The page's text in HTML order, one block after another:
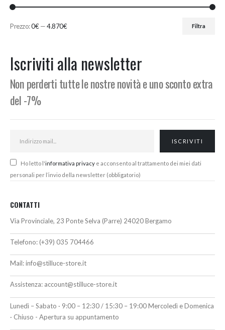
Filtra
Prezzo:0€—4.870€
Iscriviti alla newsletter
Non perderti tutte le nostre novità e uno sconto extra
del -7%
Ho letto l'informativa privacy e acconsento al trattamento dei miei dati
personali per l’invio della newsletter (obbligatorio)
CONTATTI
Via Provinciale, 23 Ponte Selva (Parre) 24020 Bergamo
Telefono: (+39) 035 704466
Mail:info@stilluce-store.it
Assistenza: account@stilluce-store.it
Lunedì – Sabato · 9:00 – 12:30 / 15:30 – 19:00 Mercoledì e Domenica
· Chiuso - Apertura su appuntamento